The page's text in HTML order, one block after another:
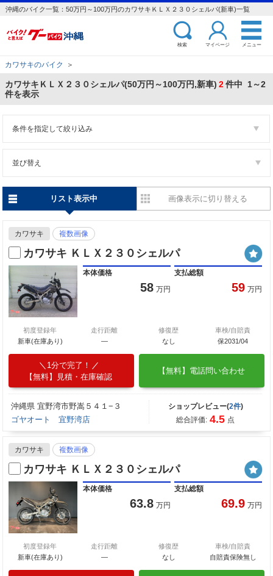
沖縄のバイク一覧：50万円～100万円のカワサキＫＬＸ２３０シェルパ(新車)一覧
検索 マイページ メニュー
カワサキのバイク ＞
カワサキＫＬＸ２３０シェルパ(50万円～100万円,新車) 2件中 1～2
件を表示
条件を指定して絞り込み
並び替え
リスト表示中 画像表示に切り替える
カワサキ 複数画像
カワサキ ＫＬＸ２３０シェルパ
本体価格
58 万円
支払総額
59 万円
初度登録年
新車(在庫あり)
走行距離
―
修復歴
なし
車検/自賠責
保2031/04
1分で完了！
【無料】見積・在庫確認
【無料】電話問い合わせ
沖縄県 宜野湾市野嵩５４１−３
ゴヤオート 宜野湾店
ショップレビュー(2件)
総合評価: 4.5 点
カワサキ 複数画像
カワサキ ＫＬＸ２３０シェルパ
本体価格
63.8 万円
支払総額
69.9 万円
初度登録年
新車(在庫あり)
走行距離
―
修復歴
なし
車検/自賠責
自賠責保険無し